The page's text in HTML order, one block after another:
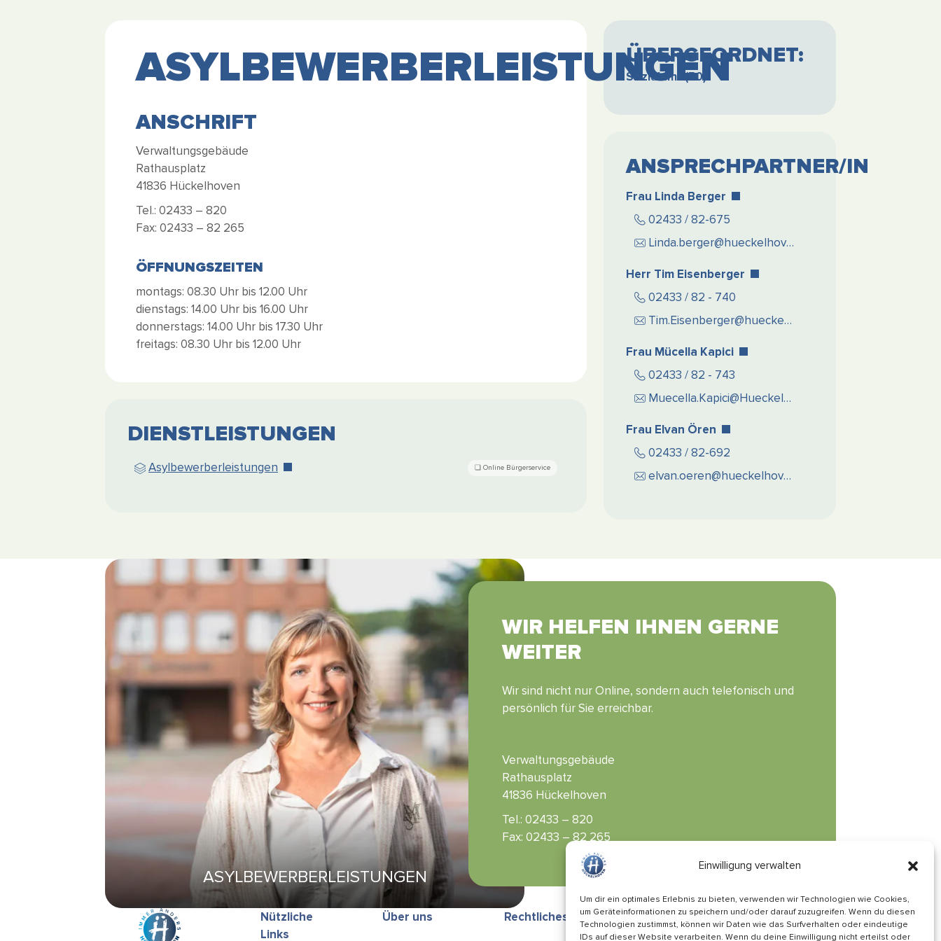
Einwilligung verwalten
Um dir ein optimales Erlebnis zu bieten, verwenden wir Technologien wie Cookies,
um Geräteinformationen zu speichern und/oder darauf zuzugreifen. Wenn du diesen
Technologien zustimmst, können wir Daten wie das Surfverhalten oder eindeutige
IDs auf dieser Website verarbeiten. Wenn du deine Einwilligung nicht erteilst oder
Wie kann ich helfen?
ASYLBEWERBERLEISTUNGEN
ANSCHRIFT
Verwaltungsgebäude
Rathausplatz
41836 Hückelhoven
Tel.: 02433 – 820
Fax: 02433 – 82 265
ÖFFNUNGSZEITEN
montags: 08.30 Uhr bis 12.00 Uhr
dienstags: 14.00 Uhr bis 16.00 Uhr
donnerstags: 14.00 Uhr bis 17.30 Uhr
freitags: 08.30 Uhr bis 12.00 Uhr
DIENSTLEISTUNGEN
Asylbewerberleistungen
ÜBERGEORDNET:
Sozialamt (50)
ANSPRECHPARTNER/IN
Frau Linda Berger
02433 / 82-675
Linda.berger@hueckelhoven.de
Herr Tim Eisenberger
02433 / 82 - 740
Tim.Eisenberger@hueckelhoven.de
Frau Mücella Kapici
02433 / 82 - 743
Muecella.Kapici@Hueckelhoven.de
Frau Elvan Ören
02433 / 82-692
elvan.oeren@hueckelhoven.de
ASYLBEWERBERLEISTUNGEN
WIR HELFEN IHNEN GERNE
WEITER
Wir sind nicht nur Online, sondern auch telefonisch und
persönlich für Sie erreichbar.
Verwaltungsgebäude
Rathausplatz
41836 Hückelhoven
Tel.: 02433 – 820
Fax: 02433 – 82 265
Nützliche
Links
Über uns Rechtliches
Informiert bleiben